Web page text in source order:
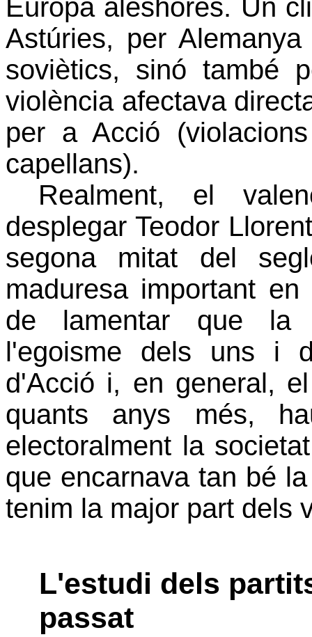
Europa aleshores. Un
Astúries, per
soviètics, sinó també
violència afectava
per a Acció
capellans).
Realment, el
desplegar Teodor
segona mitat del
maduresa important
de lamentar que la
l'egoisme dels uns i
d'Acció i, en general,
quants anys més,
electoralment la
que encarnava tan bé
tenim la major part dels
L'estudi dels
passat